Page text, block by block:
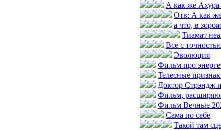
А как же
Отв: А как
а что, в
Тиамат
Все с
Эволюция
Фильм про
Телесные
Доктор Стрэндж
Фильм,
Фильм Вечные
Сама по себе
Такой там